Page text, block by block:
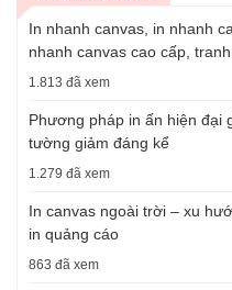
In nhanh canvas, in nhanh
nhanh canvas cao cấp,
1.813 đã xem
Phương pháp in ấn hiện đại
tường giảm đáng kể
1.279 đã xem
In canvas ngoài trời – xu
in quảng cáo
863 đã xem